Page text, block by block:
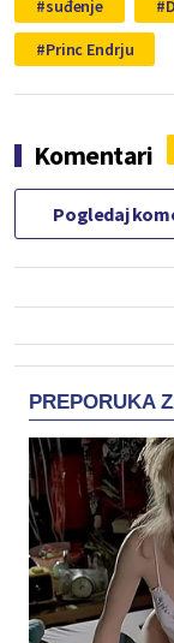
suđenje
Princ Endrju
Komentari
Pogledaj
PREPORUKA